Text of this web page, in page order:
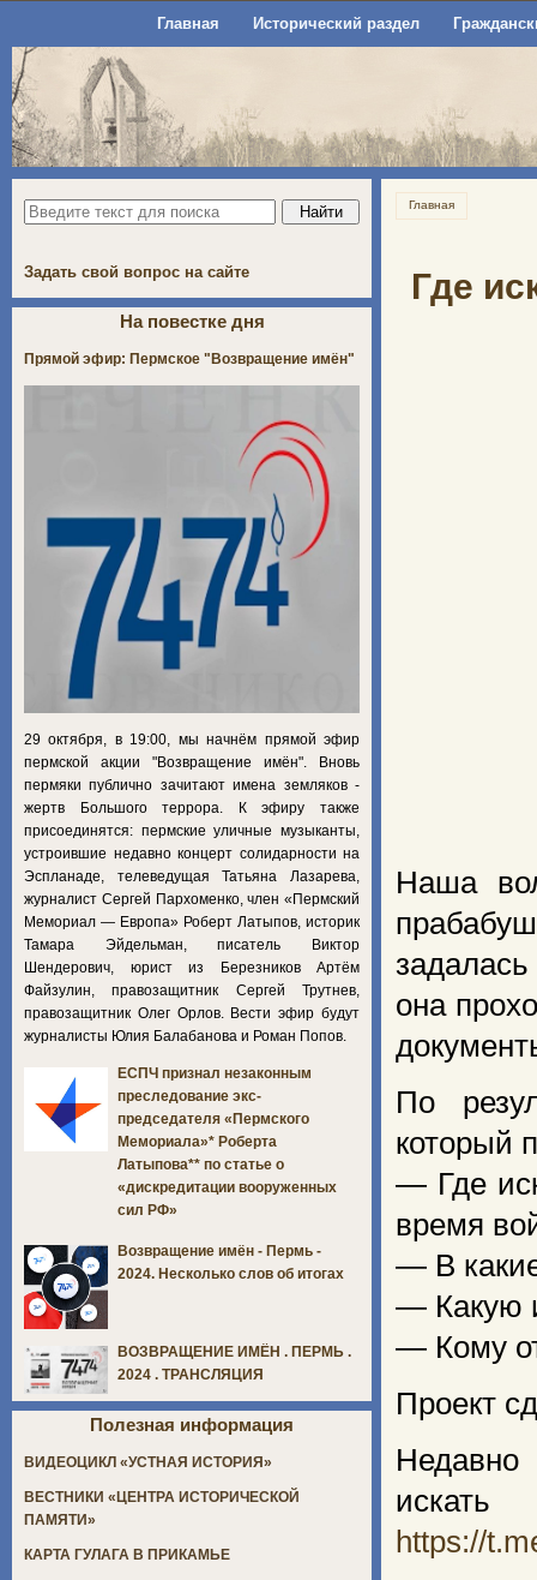
Главная Исторический раздел
Главная
Где
Наша
она
По
который
— Где
время
— В
— Какую
— Кому
Проект
https://
Задать свой вопрос на сайте
На повестке дня
Прямой эфир: Пермское "Возвращение имён"
29 октября, в 19:00, мы начнём прямой эфир
пермской акции "Возвращение имён". Вновь
пермяки публично зачитают имена земляков -
жертв Большого террора. К эфиру также
присоединятся: пермские уличные музыканты,
устроившие недавно концерт солидарности на
Эспланаде, телеведущая Татьяна Лазарева,
журналист Сергей Пархоменко, член «Пермский
Мемориал — Европа» Роберт Латыпов, историк
Тамара Эйдельман, писатель Виктор
Шендерович, юрист из Березников Артём
Файзулин, правозащитник Сергей Трутнев,
правозащитник Олег Орлов. Вести эфир будут
журналисты Юлия Балабанова и Роман Попов.
ЕСПЧ признал незаконным
преследование экс-
председателя «Пермского
Мемориала»* Роберта
Латыпова** по статье о
«дискредитации вооруженных
сил РФ»
Возвращение имён - Пермь -
2024. Несколько слов об итогах
ВОЗВРАЩЕНИЕ ИМЁН . ПЕРМЬ .
2024 . ТРАНСЛЯЦИЯ
Полезная информация
ВИДЕОЦИКЛ «УСТНАЯ ИСТОРИЯ»
ВЕСТНИКИ «ЦЕНТРА ИСТОРИЧЕСКОЙ
ПАМЯТИ»
КАРТА ГУЛАГА В ПРИКАМЬЕ